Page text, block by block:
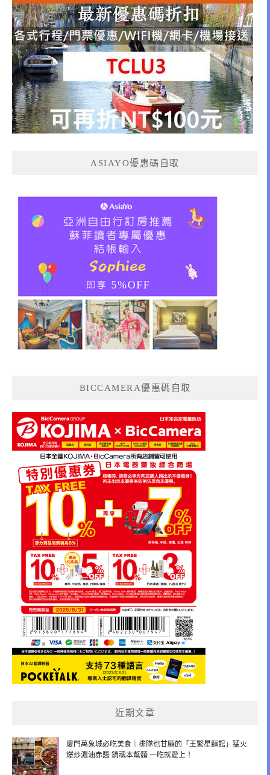
ASIAYO優惠碼自取
BICCAMERA優惠碼自取
近期文章
廈門萬象城必吃美食｜排隊也甘願的「王繁星麵館」猛火
爆炒濃油赤醬 銷魂本幫麵 一吃就愛上！